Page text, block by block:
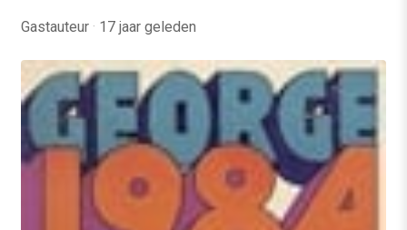
Gastauteur · 17 jaar geleden